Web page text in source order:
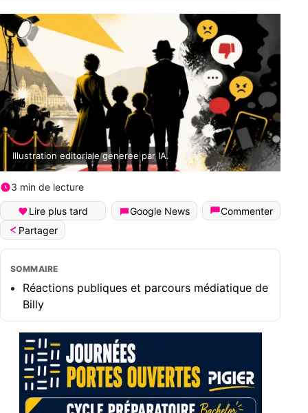
Illustration editoriale generee par IA.
3 min de lecture
Lire plus tard Google News
Commenter
Partager
SOMMAIRE
Réactions publiques et parcours médiatique de
Billy